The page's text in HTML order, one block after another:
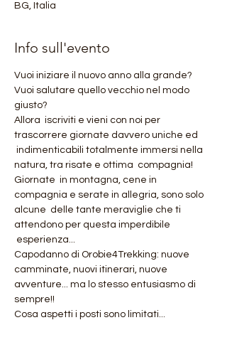
BG, Italia
Info sull'evento
Vuoi iniziare il nuovo anno alla grande?
Vuoi salutare quello vecchio nel modo
giusto?
Allora  iscriviti e vieni con noi per
trascorrere giornate davvero uniche ed
indimenticabili totalmente immersi nella
natura, tra risate e ottima  compagnia!
Giornate  in montagna, cene in
compagnia e serate in allegria, sono solo
alcune  delle tante meraviglie che ti
attendono per questa imperdibile
esperienza...
Capodanno di Orobie4Trekking: nuove
camminate, nuovi itinerari, nuove
avventure... ma lo stesso entusiasmo di
sempre!!
Cosa aspetti i posti sono limitati...